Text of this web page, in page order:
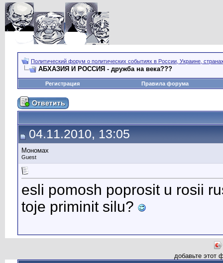
Политический форум о политических событиях в России, Украине,
АБХАЗИЯ И РОССИЯ - дружба на века???
Регистрация Правила форума
04.11.2010, 13:05
Мономах
Guest
esli pomosh poprosit u rosii
toje priminit silu?
добавьте этот